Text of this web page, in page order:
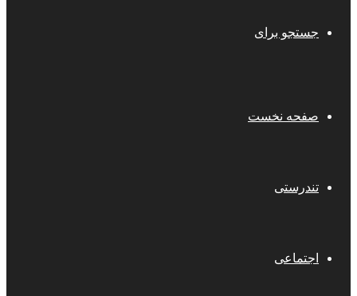
جستجو برای
صفحه نخست
تندرستی
اجتماعی